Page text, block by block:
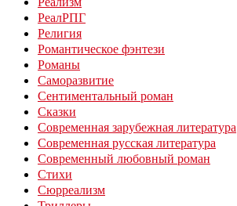
РеалРПГ
Религия
Романтическое фэнтези
Романы
Саморазвитие
Сентиментальный роман
Сказки
Современная зарубежная литература
Современная русская литература
Современный любовный роман
Стихи
Сюрреализм